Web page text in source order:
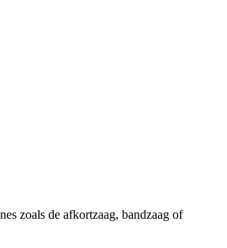
zoals de afkortzaag, bandzaag of